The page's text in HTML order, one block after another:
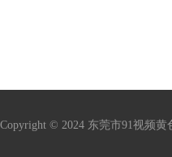
Copyright © 2024 东莞市91视频黄